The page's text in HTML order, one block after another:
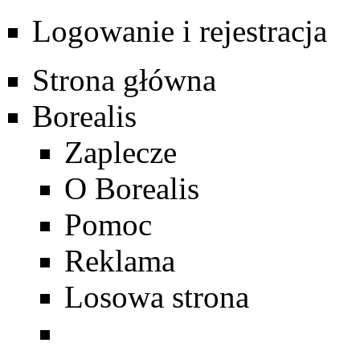
Logowanie i rejestracja
Strona główna
Borealis
Zaplecze
O Borealis
Pomoc
Reklama
Losowa strona